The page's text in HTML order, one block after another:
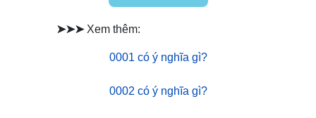
➤➤➤ Xem thêm:
0001 có ý nghĩa gì?
0002 có ý nghĩa gì?